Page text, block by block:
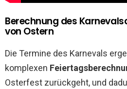
Berechnung des
von Ostern
Die Termine des Karnevals
komplexen
Osterfest zurückgeht, und